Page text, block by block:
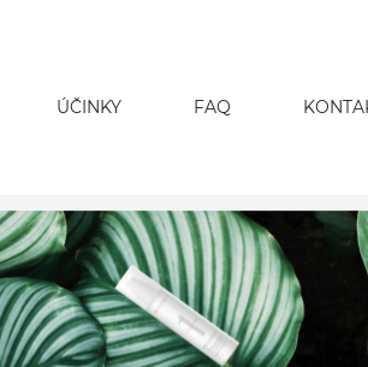
ÚČINKY FAQ